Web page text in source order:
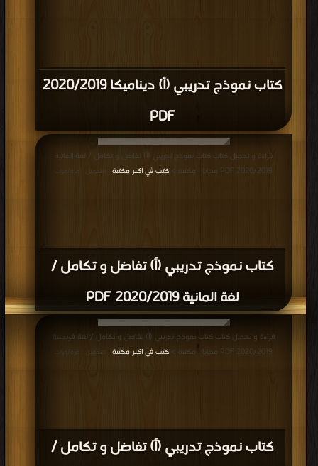
كتاب نموذج تدريبي (أ) ديناميكا 2020/2019
PDF
كتاب نموذج تدريبي (أ) تفاضل و تكامل /
لغة المانية 2020/2019 PDF
قراءة و تحميل كتاب كتاب نموذج تدريبي (أ) تفاضل و تكامل / لغة المانية
2020/2019 PDF مجانا | مكتبة >
كتب في اكبر مكتبة | التحميل : مرة/مرات
كتاب نموذج تدريبي (أ) تفاضل و تكامل /
قراءة و تحميل كتاب كتاب نموذج تدريبي (أ) تفاضل و تكامل / لغة فرنسية
2020/2019 PDF مجانا | مكتبة >
كتب في اكبر مكتبة | التحميل : مرة/مرات